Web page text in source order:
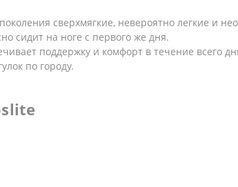
сверхмягкие, невероятно легкие и
сидит на ноге с первого же дня.
поддержку и комфорт в течение всего
по городу.